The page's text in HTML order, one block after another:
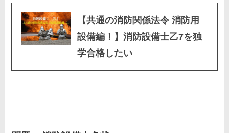
【共通の消防関係法令 消防用
設備編！】消防設備士乙7を独
学合格したい